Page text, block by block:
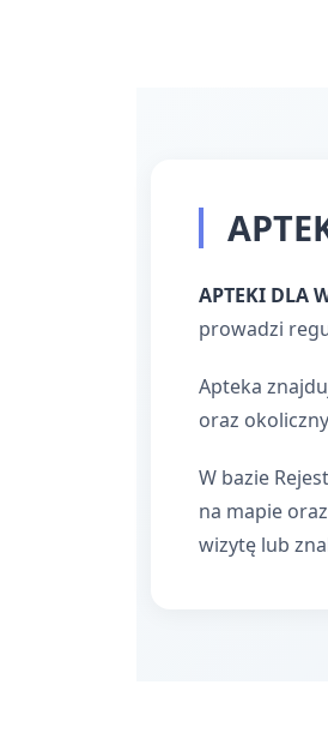
APTEKI DLA
prowadzi
Apteka
oraz
W bazie
na mapie
wizytę lub